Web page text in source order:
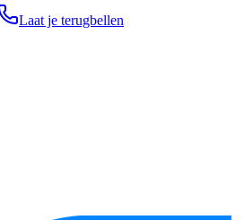
Laat je terugbellen